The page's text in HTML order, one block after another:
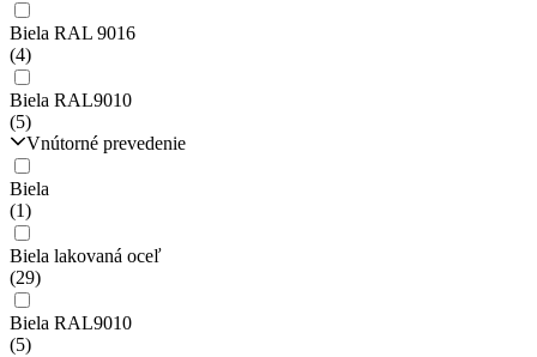
Biela RAL 9016
(4)
Biela RAL9010
(5)
Vnútorné prevedenie
Biela
(1)
Biela lakovaná oceľ
(29)
Biela RAL9010
(5)